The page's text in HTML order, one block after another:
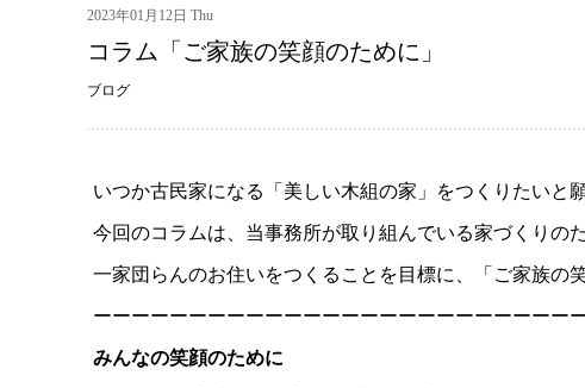
2023年01月12日 Thu
コラム「ご家族の笑顔のために」
ブログ
いつか古民家になる「美しい木組の家」をつくりたいと
今回のコラムは、当事務所が取り組んでいる家づくりの
一家団らんのお住いをつくることを目標に、「ご家族の
ーーーーーーーーーーーーーーーーーーーーーーーーー
みんなの笑顔のために